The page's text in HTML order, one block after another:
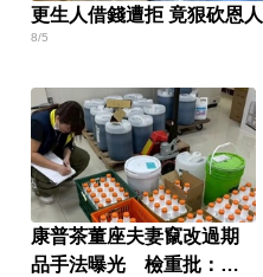
更生人借錢遭拒 竟狠砍恩
8/5
康普茶董座夫妻竄改過期
品手法曝光 檢重批：食